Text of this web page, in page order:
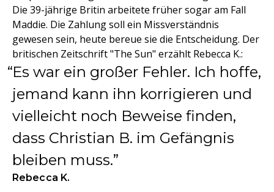
Die 39-jährige Britin arbeitete früher sogar am Fall
Maddie. Die Zahlung soll ein Missverständnis
gewesen sein, heute bereue sie die Entscheidung. Der
britischen Zeitschrift "The Sun" erzählt Rebecca K.:
Es war ein großer Fehler. Ich hoffe,
jemand kann ihn korrigieren und
vielleicht noch Beweise finden,
dass Christian B. im Gefängnis
bleiben muss.
Rebecca K.